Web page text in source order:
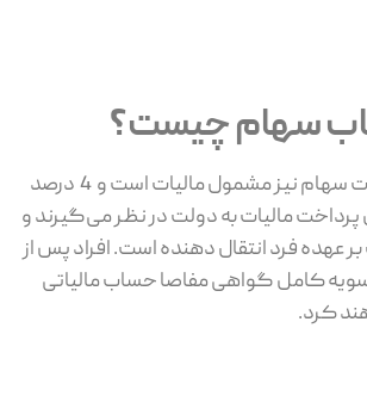
سهام چیست؟
امروزه نقل و انتقالات سهام نیز مشمول مالیات است و 4 درصد
پرداخت مالیات به دولت در نظر می‌گیرند و
عهده فرد انتقال دهنده است. افراد پس از
کامل گواهی مفاصا حساب مالیاتی
کرد.